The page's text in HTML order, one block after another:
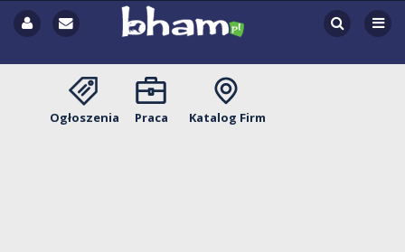
Ogłoszenia Praca Katalog Firm